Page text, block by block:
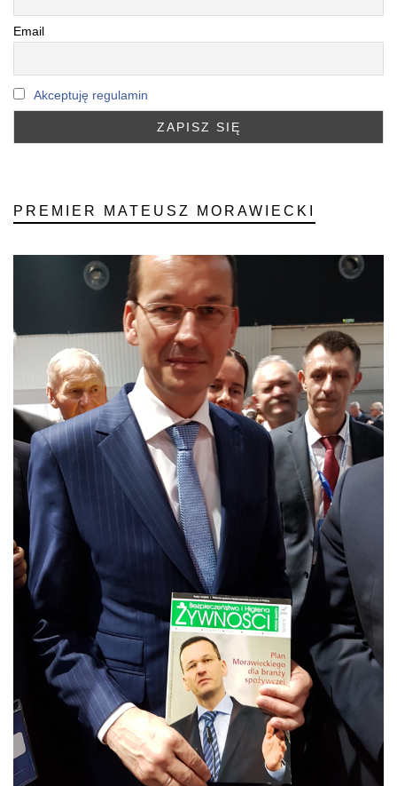
Email
Akceptuję regulamin
PREMIER MATEUSZ MORAWIECKI